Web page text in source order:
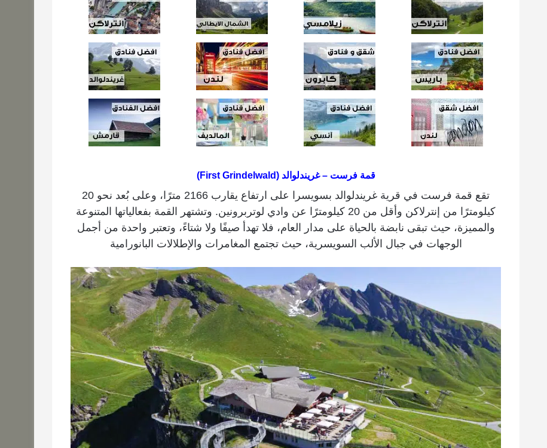
قمة فرست – غريندلوالد (First Grindelwald)
تقع قمة فرست في قرية غريندلوالد بسويسرا على ارتفاع يقارب 2166 مترًا، وعلى بُعد نحو 20
كيلومترًا من إنترلاكن وأقل من 20 كيلومترًا عن وادي لوتربرونين. وتشتهر القمة بفعالياتها المتنوعة
والمميزة، حيث تبقى نابضة بالحياة على مدار العام، فلا تهدأ صيفًا ولا شتاءً، وتعتبر واحدة من أجمل
الوجهات في جبال الألب السويسرية، حيث تجتمع المغامرات والإطلالات البانورامية